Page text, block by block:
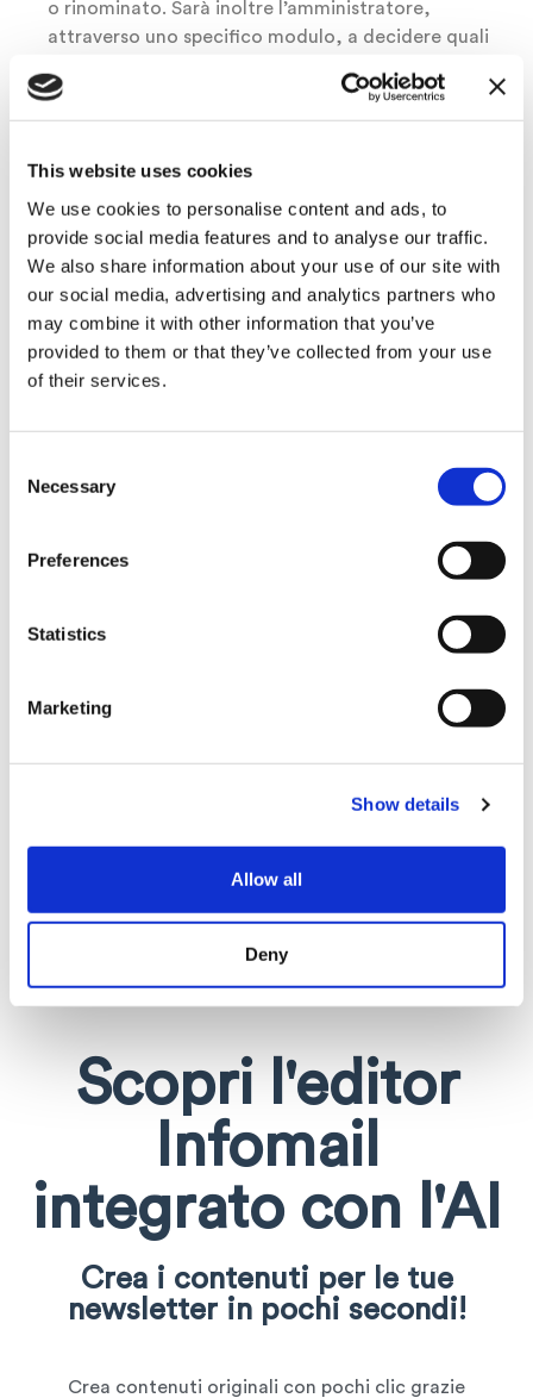
This website uses cookies
We use cookies to personalise content and ads, to
provide social media features and to analyse our traffic.
We also share information about your use of our site with
our social media, advertising and analytics partners who
may combine it with other information that you’ve
provided to them or that they’ve collected from your use
of their services.
Selection
Necessary
Preferences
Statistics
Marketing
Show details
Allow all
Deny
o rinominato. Sarà inoltre l’amministratore,
attraverso uno specifico modulo, a decidere quali
utilizzata dai suoi clienti.
vuole ulteriormente snellire i tempi di creazione
delle comunicazioni: sono sufficienti pochi minuti
per aggiornare i contenuti e la comunicazione è
pronta per l’invio.
Scopri l'editor
Infomail
integrato con l'AI
Crea i contenuti per le tue
newsletter in pochi secondi!
Crea contenuti originali con pochi clic grazie